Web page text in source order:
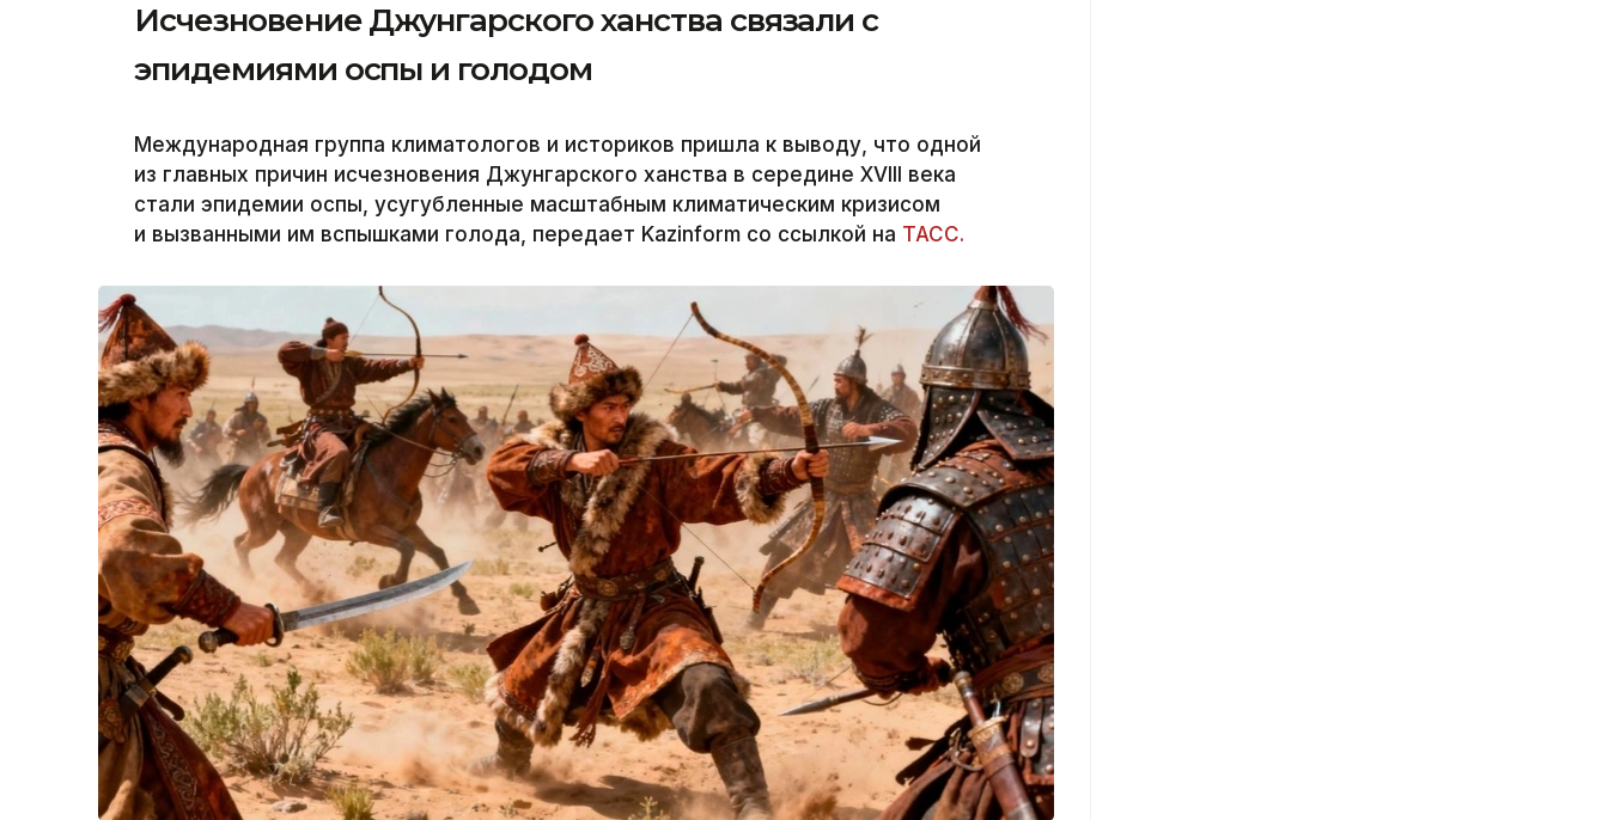
Исчезновение Джунгарского ханства связали с
эпидемиями оспы и голодом
Международная группа климатологов и историков пришла к выводу, что одной
из главных причин исчезновения Джунгарского ханства в середине XVIII века
стали эпидемии оспы, усугубленные масштабным климатическим кризисом
и вызванными им вспышками голода, передает Kazinform со ссылкой на ТАСС.